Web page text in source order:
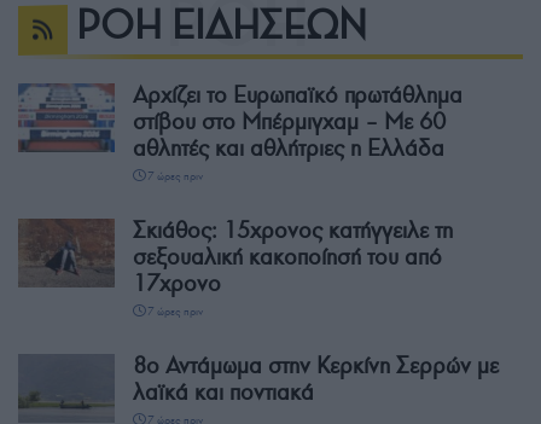
ΡΟΗ ΕΙΔΗΣΕΩΝ
Αρχίζει το Ευρωπαϊκό πρωτάθλημα
στίβου στο Μπέρμιγχαμ – Με 60
αθλητές και αθλήτριες η Ελλάδα
7 ώρες πριν
Σκιάθος: 15χρονος κατήγγειλε τη
σεξουαλική κακοποίησή του από
17χρονο
7 ώρες πριν
8ο Αντάμωμα στην Κερκίνη Σερρών με
λαϊκά και ποντιακά
7 ώρες πριν